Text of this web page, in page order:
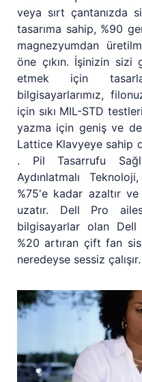
veya sırt çantanızda
tasarıma sahip, %90
magnezyumdan
öne çıkın. İşinizin
etmek için
bilgisayarlarımız,
için sıkı MIL-STD
yazma için geniş ve
Lattice Klavyeye sahip
. Pil Tasarrufu
Aydınlatmalı
%75'e kadar azaltır
uzatır. Dell Pro
bilgisayarlar olan Dell
%20 artıran çift fan
neredeyse sessiz çalışır.